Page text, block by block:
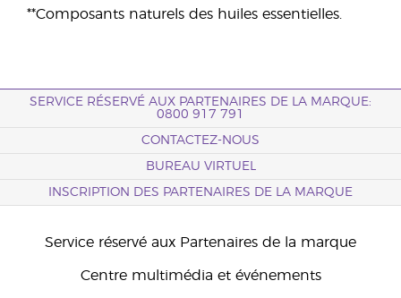
**Composants naturels des huiles essentielles.
SERVICE RÉSERVÉ AUX PARTENAIRES DE LA MARQUE:
0800 917 791
CONTACTEZ-NOUS
BUREAU VIRTUEL
INSCRIPTION DES PARTENAIRES DE LA MARQUE
Service réservé aux Partenaires de la marque
Centre multimédia et événements